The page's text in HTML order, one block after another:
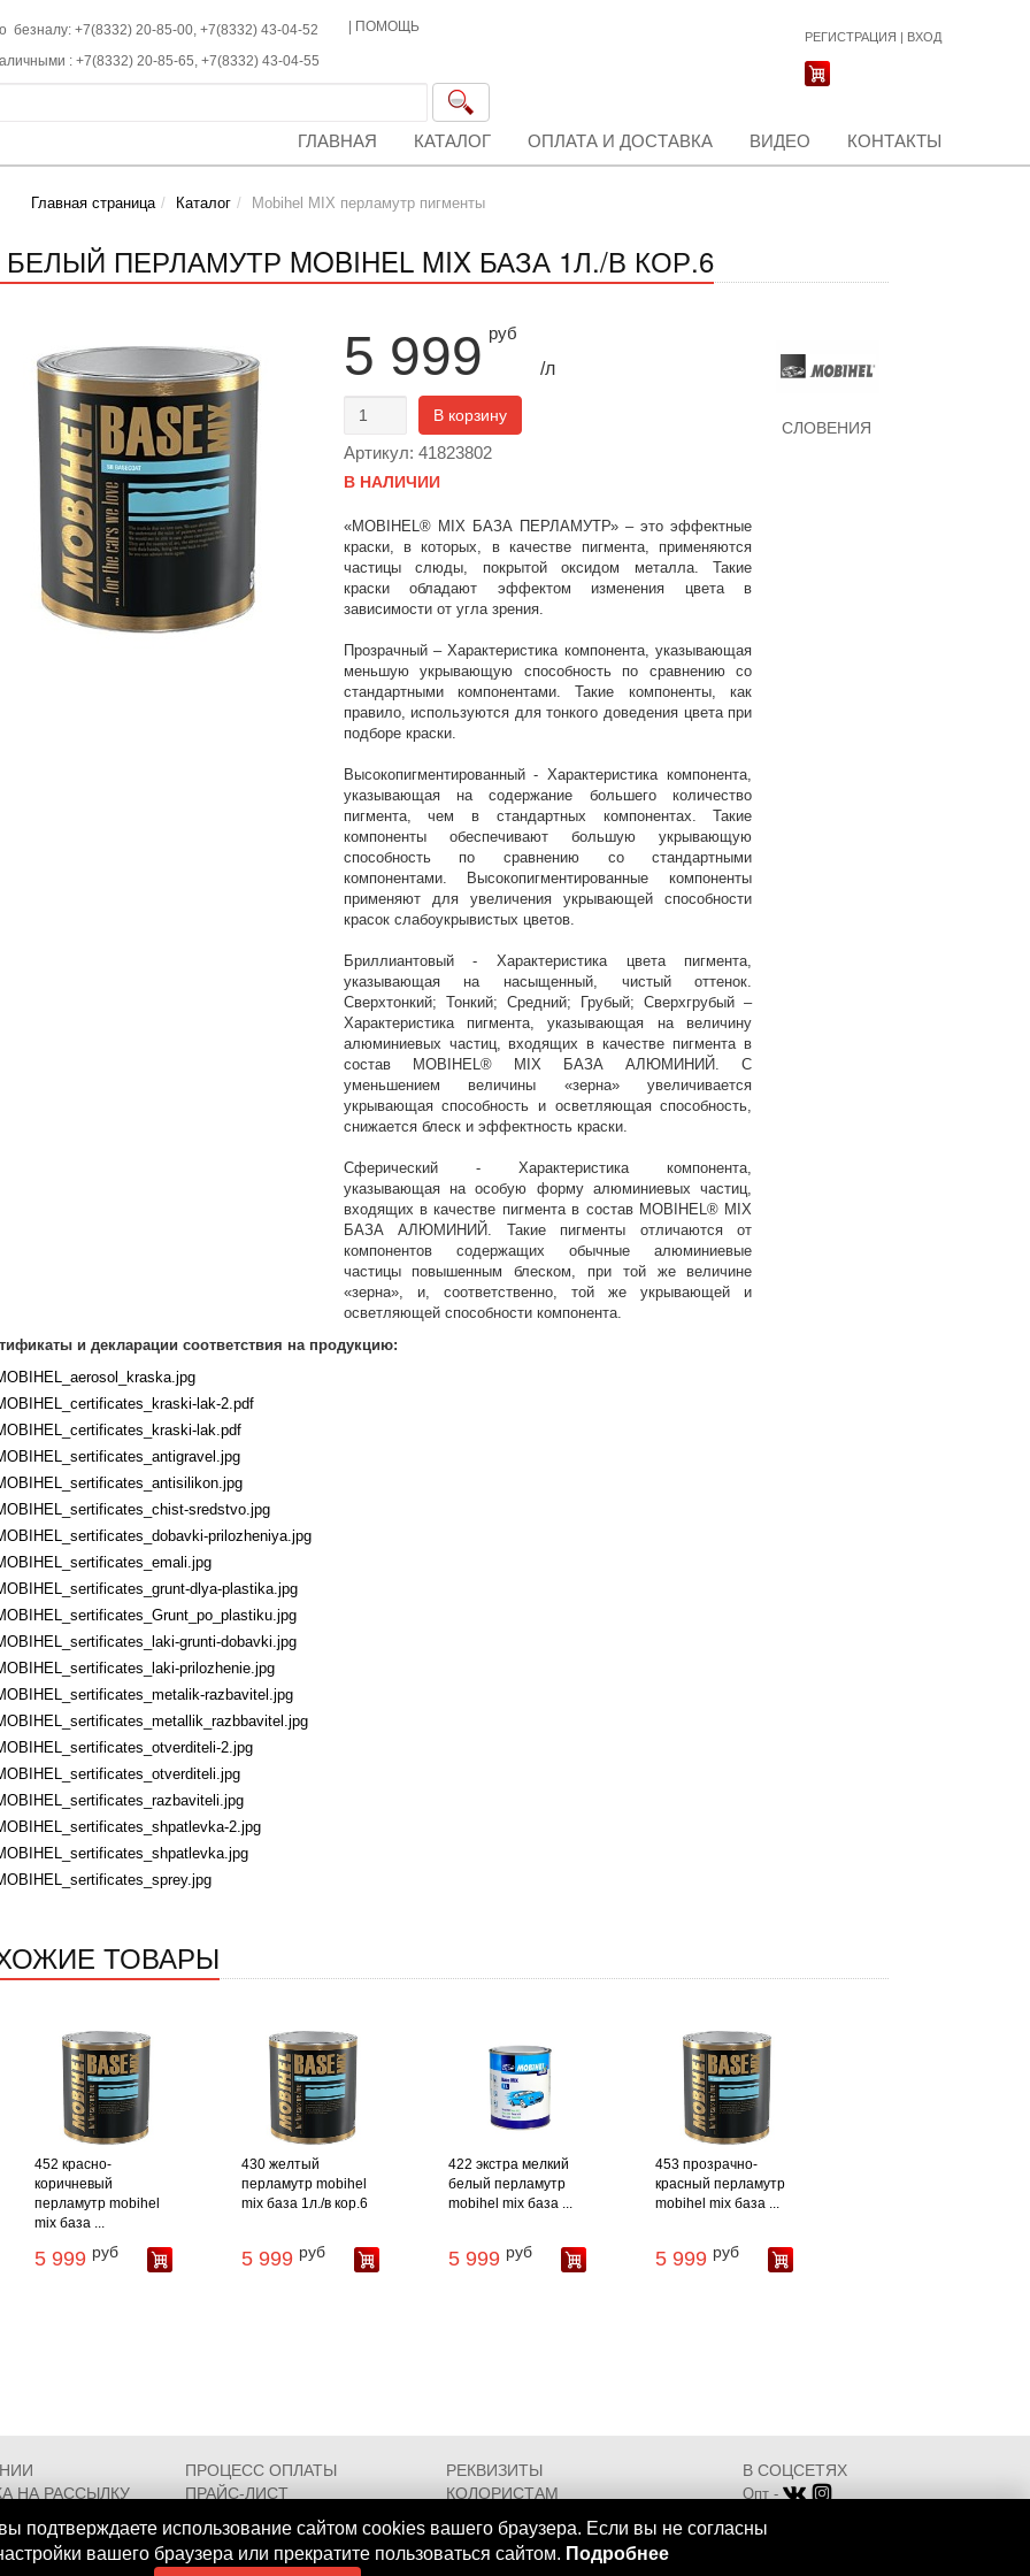
безналу: +7(8332) 20-85-00, +7(8332) 43-04-52
: +7(8332) 20-85-65, +7(8332) 43-04-55
ПОМОЩЬ
РЕГИСТРАЦИЯ | ВХОД
ГЛАВНАЯ КАТАЛОГ ОПЛАТА И ДОСТАВКА ВИДЕО КОНТАКТЫ
Главная страница Каталог Mobihel MIX перламутр пигменты
БЕЛЫЙ ПЕРЛАМУТР MOBIHEL MIX БАЗА 1Л./В КОР.6
5 999 руб
/л
В корзину
Артикул: 41823802
В НАЛИЧИИ
«MOBIHEL® MIX БАЗА ПЕРЛАМУТР» – это эффектные
краски, в которых, в качестве пигмента, применяются
частицы слюды, покрытой оксидом металла. Такие
краски обладают эффектом изменения цвета в
зависимости от угла зрения.
Прозрачный – Характеристика компонента, указывающая
меньшую укрывающую способность по сравнению со
стандартными компонентами. Такие компоненты, как
правило, используются для тонкого доведения цвета при
подборе краски.
Высокопигментированный - Характеристика компонента,
указывающая на содержание большего количество
пигмента, чем в стандартных компонентах. Такие
компоненты обеспечивают большую укрывающую
способность по сравнению со стандартными
компонентами. Высокопигментированные компоненты
применяют для увеличения укрывающей способности
красок слабоукрывистых цветов.
Бриллиантовый - Характеристика цвета пигмента,
указывающая на насыщенный, чистый оттенок.
Сверхтонкий; Тонкий; Средний; Грубый; Сверхгрубый –
Характеристика пигмента, указывающая на величину
алюминиевых частиц, входящих в качестве пигмента в
состав MOBIHEL® MIX БАЗА АЛЮМИНИЙ. С
уменьшением величины «зерна» увеличивается
укрывающая способность и осветляющая способность,
снижается блеск и эффектность краски.
Сферический - Характеристика компонента,
указывающая на особую форму алюминиевых частиц,
входящих в качестве пигмента в состав MOBIHEL® MIX
БАЗА АЛЮМИНИЙ. Такие пигменты отличаются от
компонентов содержащих обычные алюминиевые
частицы повышенным блеском, при той же величине
«зерна», и, соответственно, той же укрывающей и
осветляющей способности компонента.
СЛОВЕНИЯ
и декларации соответствия на продукцию:
lak-2.pdf
lak.pdf
sredstvo.jpg
prilozheniya.jpg
dlya-plastika.jpg
grunti-dobavki.jpg
prilozhenie.jpg
razbavitel.jpg
2.jpg
2.jpg
ТОВАРЫ
452 красно-
коричневый
перламутр mobihel
mix база ...
5 999 руб
430 желтый
перламутр mobihel
mix база 1л./в кор.6
5 999 руб
422 экстра мелкий
белый перламутр
mobihel mix база ...
5 999 руб
453 прозрачно-
красный перламутр
mobihel mix база ...
5 999 руб
подтверждаете использование сайтом cookies вашего браузера. Если вы не согласны
вашего браузера или прекратите пользоваться сайтом. Подробнее
ПРОЦЕСС ОПЛАТЫ
РЕКВИЗИТЫ
НА РАССЫЛКУ
ПРАЙС-ЛИСТ
КОЛОРИСТАМ
В СОЦСЕТЯХ
Опт -